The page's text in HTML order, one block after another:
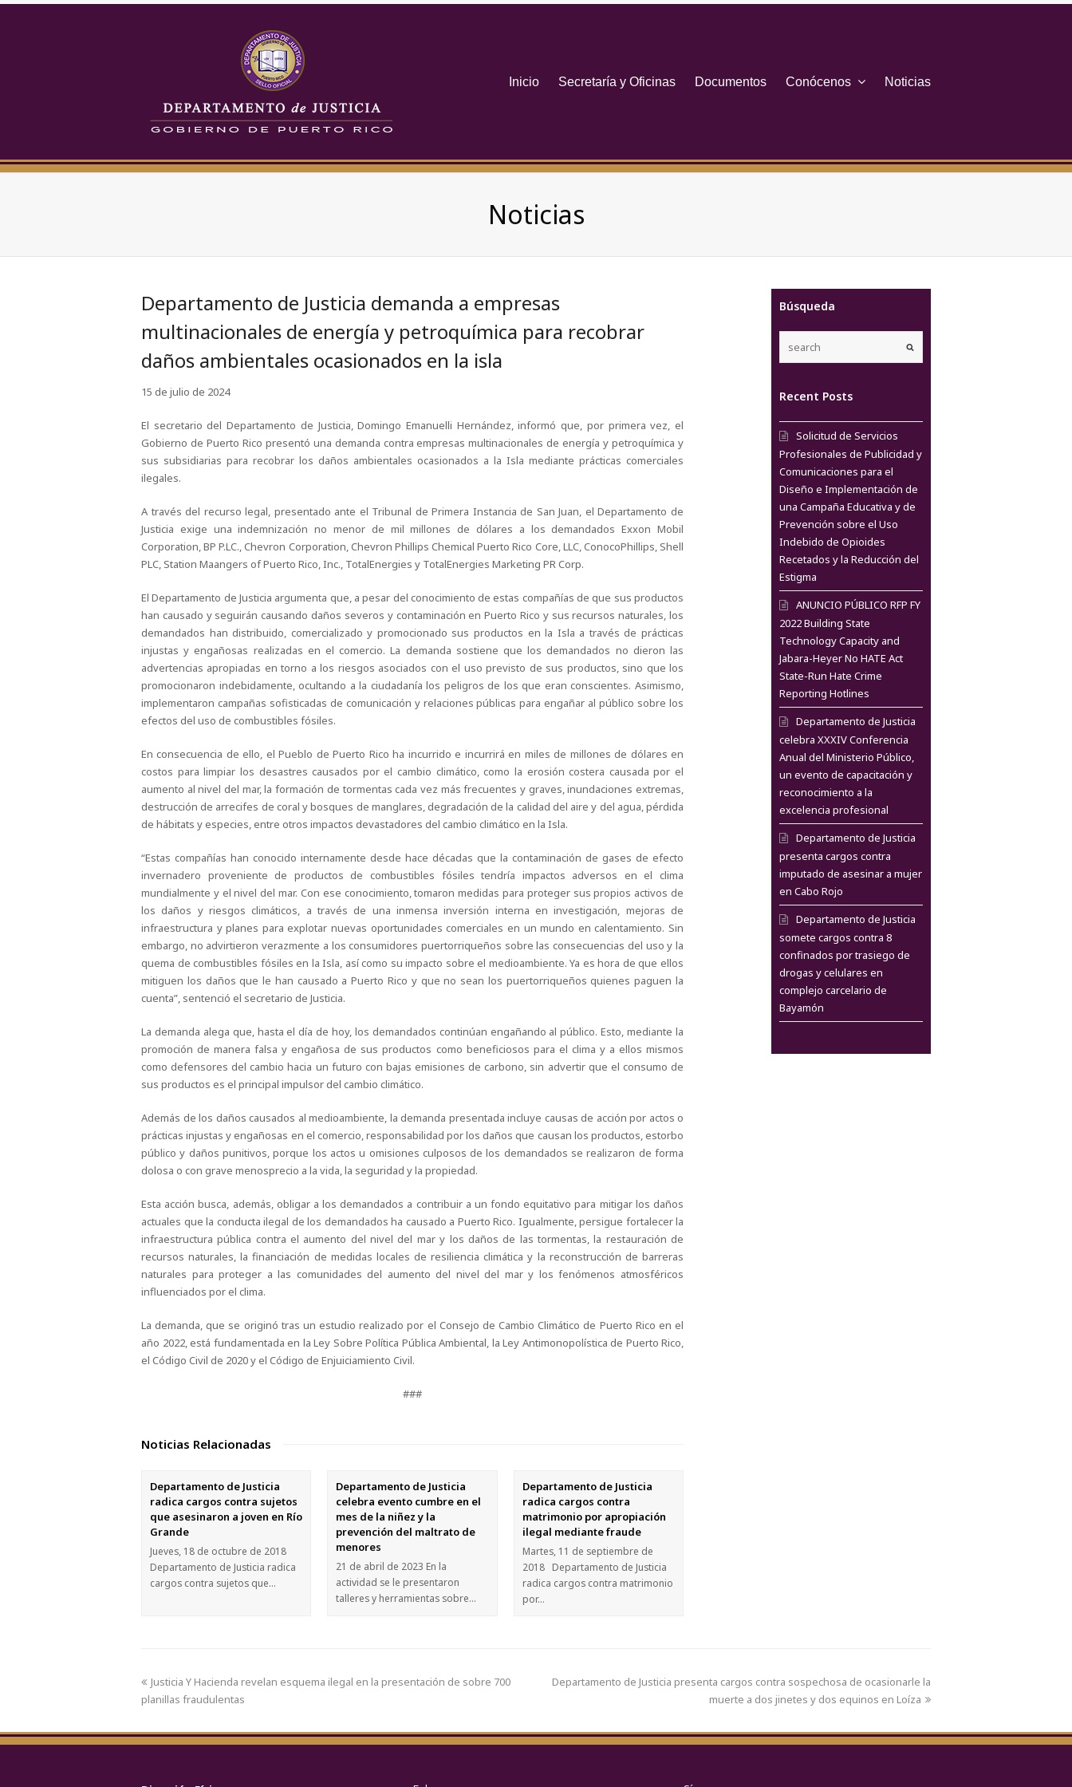
Inicio Secretaría y Oficinas Documentos Conócenos Noticias
Noticias
Departamento de Justicia demanda a empresas
multinacionales de energía y petroquímica para recobrar
daños ambientales ocasionados en la isla
15 de julio de 2024
El secretario del Departamento de Justicia, Domingo Emanuelli Hernández, informó que, por primera vez, el
Gobierno de Puerto Rico presentó una demanda contra empresas multinacionales de energía y petroquímica y
sus subsidiarias para recobrar los daños ambientales ocasionados a la Isla mediante prácticas comerciales
ilegales.
A través del recurso legal, presentado ante el Tribunal de Primera Instancia de San Juan, el Departamento de
Justicia exige una indemnización no menor de mil millones de dólares a los demandados Exxon Mobil
Corporation, BP P.LC., Chevron Corporation, Chevron Phillips Chemical Puerto Rico Core, LLC, ConocoPhillips, Shell
PLC, Station Maangers of Puerto Rico, Inc., TotalEnergies y TotalEnergies Marketing PR Corp.
El Departamento de Justicia argumenta que, a pesar del conocimiento de estas compañías de que sus productos
han causado y seguirán causando daños severos y contaminación en Puerto Rico y sus recursos naturales, los
demandados han distribuido, comercializado y promocionado sus productos en la Isla a través de prácticas
injustas y engañosas realizadas en el comercio. La demanda sostiene que los demandados no dieron las
advertencias apropiadas en torno a los riesgos asociados con el uso previsto de sus productos, sino que los
promocionaron indebidamente, ocultando a la ciudadanía los peligros de los que eran conscientes. Asimismo,
implementaron campañas sofisticadas de comunicación y relaciones públicas para engañar al público sobre los
efectos del uso de combustibles fósiles.
En consecuencia de ello, el Pueblo de Puerto Rico ha incurrido e incurrirá en miles de millones de dólares en
costos para limpiar los desastres causados por el cambio climático, como la erosión costera causada por el
aumento al nivel del mar, la formación de tormentas cada vez más frecuentes y graves, inundaciones extremas,
destrucción de arrecifes de coral y bosques de manglares, degradación de la calidad del aire y del agua, pérdida
de hábitats y especies, entre otros impactos devastadores del cambio climático en la Isla.
“Estas compañías han conocido internamente desde hace décadas que la contaminación de gases de efecto
invernadero proveniente de productos de combustibles fósiles tendría impactos adversos en el clima
mundialmente y el nivel del mar. Con ese conocimiento, tomaron medidas para proteger sus propios activos de
los daños y riesgos climáticos, a través de una inmensa inversión interna en investigación, mejoras de
infraestructura y planes para explotar nuevas oportunidades comerciales en un mundo en calentamiento. Sin
embargo, no advirtieron verazmente a los consumidores puertorriqueños sobre las consecuencias del uso y la
quema de combustibles fósiles en la Isla, así como su impacto sobre el medioambiente. Ya es hora de que ellos
mitiguen los daños que le han causado a Puerto Rico y que no sean los puertorriqueños quienes paguen la
cuenta”, sentenció el secretario de Justicia.
La demanda alega que, hasta el día de hoy, los demandados continúan engañando al público. Esto, mediante la
promoción de manera falsa y engañosa de sus productos como beneficiosos para el clima y a ellos mismos
como defensores del cambio hacia un futuro con bajas emisiones de carbono, sin advertir que el consumo de
sus productos es el principal impulsor del cambio climático.
Además de los daños causados al medioambiente, la demanda presentada incluye causas de acción por actos o
prácticas injustas y engañosas en el comercio, responsabilidad por los daños que causan los productos, estorbo
público y daños punitivos, porque los actos u omisiones culposos de los demandados se realizaron de forma
dolosa o con grave menosprecio a la vida, la seguridad y la propiedad.
Esta acción busca, además, obligar a los demandados a contribuir a un fondo equitativo para mitigar los daños
actuales que la conducta ilegal de los demandados ha causado a Puerto Rico. Igualmente, persigue fortalecer la
infraestructura pública contra el aumento del nivel del mar y los daños de las tormentas, la restauración de
recursos naturales, la financiación de medidas locales de resiliencia climática y la reconstrucción de barreras
naturales para proteger a las comunidades del aumento del nivel del mar y los fenómenos atmosféricos
influenciados por el clima.
La demanda, que se originó tras un estudio realizado por el Consejo de Cambio Climático de Puerto Rico en el
año 2022, está fundamentada en la Ley Sobre Política Pública Ambiental, la Ley Antimonopolística de Puerto Rico,
el Código Civil de 2020 y el Código de Enjuiciamiento Civil.
###
Noticias Relacionadas
Departamento de Justicia
radica cargos contra sujetos
que asesinaron a joven en Río
Grande
Jueves, 18 de octubre de 2018
Departamento de Justicia radica
cargos contra sujetos que…
Departamento de Justicia
celebra evento cumbre en el
mes de la niñez y la
prevención del maltrato de
menores
21 de abril de 2023 En la
actividad se le presentaron
talleres y herramientas sobre…
Departamento de Justicia
radica cargos contra
matrimonio por apropiación
ilegal mediante fraude
Martes, 11 de septiembre de
2018 Departamento de Justicia
radica cargos contra matrimonio
por…
Búsqueda
Recent Posts
Solicitud de Servicios
Profesionales de Publicidad y
Comunicaciones para el
Diseño e Implementación de
una Campaña Educativa y de
Prevención sobre el Uso
Indebido de Opioides
Recetados y la Reducción del
Estigma
ANUNCIO PÚBLICO RFP FY
2022 Building State
Technology Capacity and
Jabara-Heyer No HATE Act
State-Run Hate Crime
Reporting Hotlines
Departamento de Justicia
celebra XXXIV Conferencia
Anual del Ministerio Público,
un evento de capacitación y
reconocimiento a la
excelencia profesional
Departamento de Justicia
presenta cargos contra
imputado de asesinar a mujer
en Cabo Rojo
Departamento de Justicia
somete cargos contra 8
confinados por trasiego de
drogas y celulares en
complejo carcelario de
Bayamón
Departamento de Justicia presenta cargos contra sospechosa de ocasionarle la
muerte a dos jinetes y dos equinos en Loíza
Justicia Y Hacienda revelan esquema ilegal en la presentación de sobre 700
planillas fraudulentas